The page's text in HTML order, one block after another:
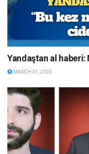
Yandaştan al
MARCH 31, 2026